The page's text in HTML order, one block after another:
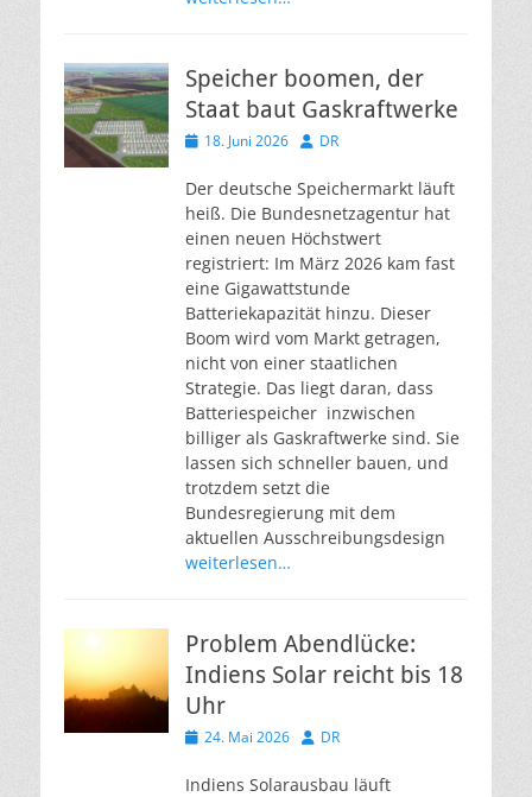
Speicher boomen, der
Staat baut Gaskraftwerke
Veröffentlicht
18. Juni 2026 Autor
DR
Der deutsche Speichermarkt läuft
heiß. Die Bundesnetzagentur hat
einen neuen Höchstwert
registriert: Im März 2026 kam fast
eine Gigawattstunde
Batteriekapazität hinzu. Dieser
Boom wird vom Markt getragen,
nicht von einer staatlichen
Strategie. Das liegt daran, dass
Batteriespeicher inzwischen
billiger als Gaskraftwerke sind. Sie
lassen sich schneller bauen, und
trotzdem setzt die
Bundesregierung mit dem
aktuellen Ausschreibungsdesign
weiterlesen…
Problem Abendlücke:
Indiens Solar reicht bis 18
Uhr
Veröffentlicht
24. Mai 2026 Autor
DR
Indiens Solarausbau läuft